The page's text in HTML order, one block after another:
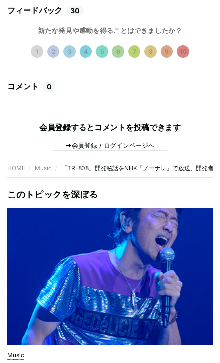
フィードバック 30
新たな発見や感動を得ることはできましたか？
1 2 3 4 5 6 7 8 9 10
コメント 0
会員登録するとコメントを投稿できます
会員登録 / ログインページへ
HOME Music 「TR-808」開発秘話をNHK『ノーナレ』で放送、開発者
このトピックを深ぼる
Music